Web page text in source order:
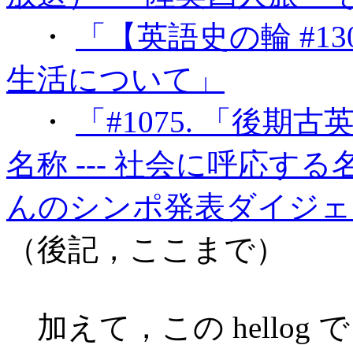
・
「【英語史の輪
生活について」
・
「#1075. 「後期
名称 --- 社会に呼応する
んのシンポ発表ダイジ
（後記，ここまで）
加えて，この hellog